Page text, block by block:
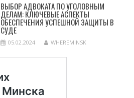
ВЫБОР АДВОКАТА ПО УГОЛОВНЫМ
ДЕЛАМ: КЛЮЧЕВЫЕ АСПЕКТЫ
ОБЕСПЕЧЕНИЯ УСПЕШНОЙ ЗАЩИТЫ В
СУДЕ
05.02.2024 WHEREMINSK